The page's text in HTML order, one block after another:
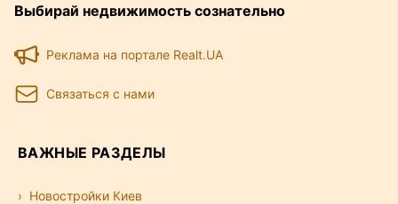
Выбирай недвижимость сознательно
Реклама на портале Realt.UA
Связаться с нами
ВАЖНЫЕ РАЗДЕЛЫ
Новостройки Киев